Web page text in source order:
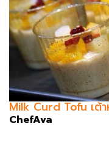
Milk Curd Tofu เต้
ChefAva